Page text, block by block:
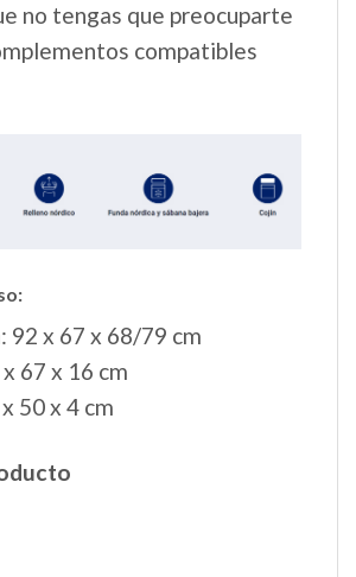
no tengas que preocuparte
compatibles
92 x 67 x 68/79 cm
67 x 16 cm
50 x 4 cm